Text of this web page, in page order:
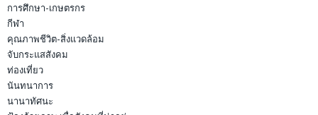
การศึกษา-เกษตรกร
กีฬา
คุณภาพชีวิต-สิ่งแวดล้อม
จับกระแสสังคม
ท่องเที่ยว
นันทนาการ
นานาทัศนะ